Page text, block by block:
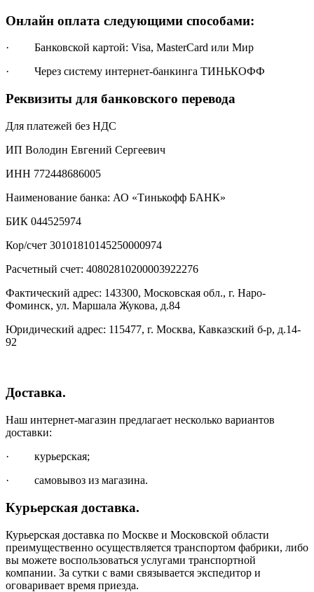
Онлайн оплата следующими способами:
· Банковской картой: Visa, MasterCard или Мир
· Через систему интернет-банкинга ТИНЬКОФФ
Реквизиты для банковского перевода
Для платежей без НДС
ИП Володин Евгений Сергеевич
ИНН 772448686005
Наименование банка: АО «Тинькофф БАНК»
БИК 044525974
Кор/счет 30101810145250000974
Расчетный счет: 40802810200003922276
Фактический адрес: 143300, Московская обл., г. Наро-
Фоминск, ул. Маршала Жукова, д.84
Юридический адрес: 115477, г. Москва, Кавказский б-р, д.14-
92
Доставка.
Наш интернет-магазин предлагает несколько вариантов
доставки:
· курьерская;
· самовывоз из магазина.
Курьерская доставка.
Курьерская доставка по Москве и Московской области
преимущественно осуществляется транспортом фабрики, либо
вы можете воспользоваться услугами транспортной
компании. За сутки с вами связывается экспедитор и
оговаривает время приезда.